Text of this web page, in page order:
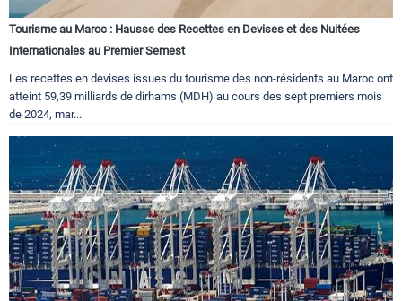
Tourisme au Maroc : Hausse des Recettes en Devises et des Nuitées
Internationales au Premier Semest
Les recettes en devises issues du tourisme des non-résidents au Maroc ont
atteint 59,39 milliards de dirhams (MDH) au cours des sept premiers mois
de 2024, mar...